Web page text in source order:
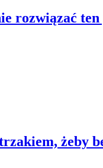
rozwiązać
żeby